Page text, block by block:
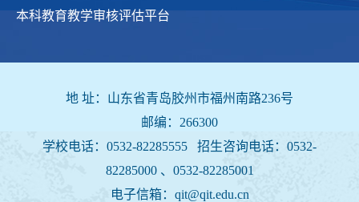
本科教育教学审核评估平台
地 址：山东省青岛胶州市福州南路236号
邮编：266300
学校电话：0532-82285555 招生咨询电话： 0532-
82285000 、0532-82285001
电子信箱：qit@qit.edu.cn